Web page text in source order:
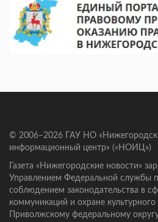
© 2006–2026 ГАУ НО
информационный центр» («НОИЦ»)
Газета «Нижегородские новости»
Управлением Федеральной службы
соблюдением законодательства в
коммуникаций и охране
Приволжскому федеральному